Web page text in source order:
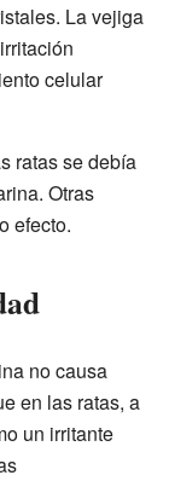
La vejiga
celular
ratas se debía
Otras
efecto.
no causa
en las ratas, a
un irritante